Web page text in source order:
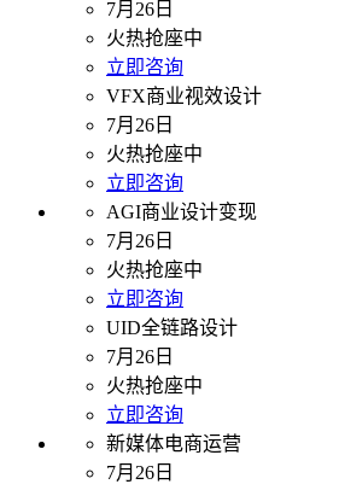
7月26日
火热抢座中
立即咨询
VFX商业视效设计
7月26日
火热抢座中
立即咨询
AGI商业设计变现
7月26日
火热抢座中
立即咨询
UID全链路设计
7月26日
火热抢座中
立即咨询
新媒体电商运营
7月26日